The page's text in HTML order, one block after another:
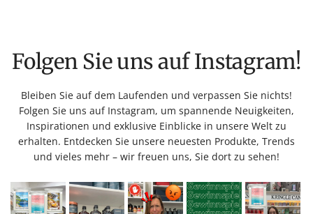
Folgen Sie uns auf Instagram!
Bleiben Sie auf dem Laufenden und verpassen Sie nichts!
Folgen Sie uns auf Instagram, um spannende Neuigkeiten,
Inspirationen und exklusive Einblicke in unsere Welt zu
erhalten. Entdecken Sie unsere neuesten Produkte, Trends
und vieles mehr – wir freuen uns, Sie dort zu sehen!